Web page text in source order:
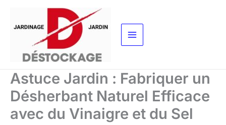
contenu
Astuce Jardin : Fabriquer un
Désherbant Naturel Efficace
avec du Vinaigre et du Sel